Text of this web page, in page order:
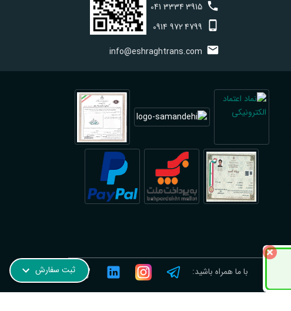
041 33343915
0914 9724799
info@eshraghtrans.com
با ما همراه باشید:ترجمه رسمی نروژی در فیروزآباد؛ فوری و آنلاینثبت سفارش